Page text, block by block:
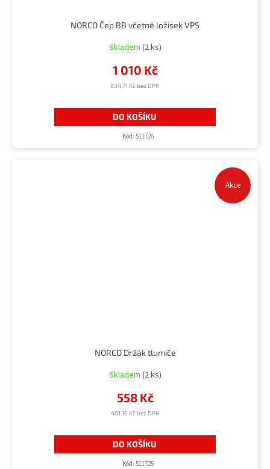
NORCO Čep BB včetně ložisek VPS
Skladem (2 ks)
834,71 Kč bez DPH
1 010 Kč
DO KOŠÍKU
Kód: 511726
Akce
NORCO Držák tlumiče
Skladem (2 ks)
461,16 Kč bez DPH
558 Kč
DO KOŠÍKU
Kód: 511725